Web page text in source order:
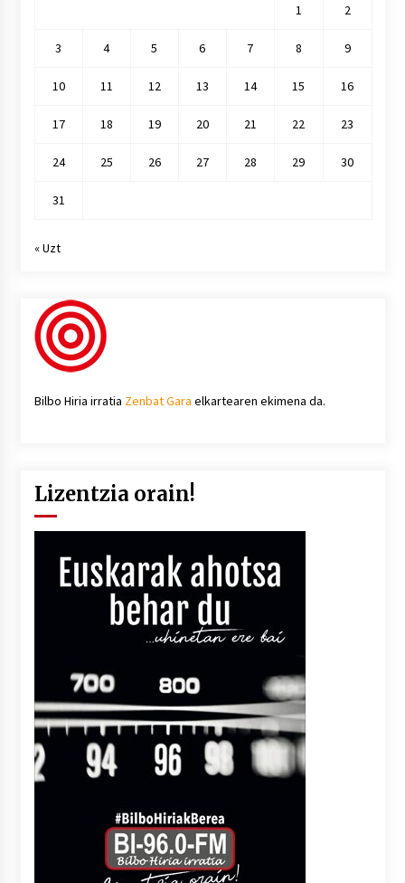
1
2
3 4 5 6 7 8 9
10 11 12 13 14 15 16
17 18 19 20 21 22 23
24 25 26 27 28 29 30
31
« Uzt
Bilbo Hiria irratia Zenbat Gara elkartearen ekimena da.
Lizentzia orain!